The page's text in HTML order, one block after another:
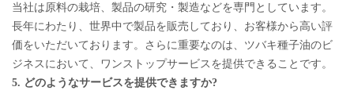
当社は原料の栽培、製品の研究・製造などを専門としています。
長年にわたり、世界中で製品を販売しており、お客様から高い評
価をいただいております。さらに重要なのは、ツバキ種子油のビ
ジネスにおいて、ワンストップサービスを提供できることです。
5. どのようなサービスを提供できますか?